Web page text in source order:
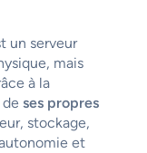
un serveur
mais
à la
de ses propres
stockage,
et